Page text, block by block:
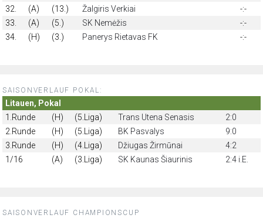
32.
(A) (13.) Žalgiris Verkiai
-:-
33.
(A) (5.) SK Nemėžis
-:-
34.
(H) (3.) Panerys Rietavas FK -:-
SAISONVERLAUF POKAL:
Litauen, Pokal
1.Runde
(H) (5.Liga) Trans Utena Senasis
2:0
2.Runde
(H) (5.Liga) BK Pasvalys
9:0
3.Runde
(H) (4.Liga) Džiugas Žirmūnai
4:2
1/16
(A) (3.Liga) SK Kaunas Šiaurinis 2:4 i.E.
SAISONVERLAUF CHAMPIONSCUP